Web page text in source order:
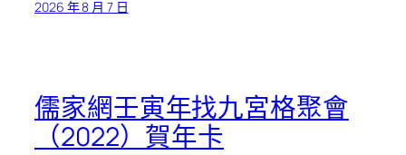
2026 年 8 月 7 日
儒家網壬寅年找九宮格聚會
（2022）賀年卡